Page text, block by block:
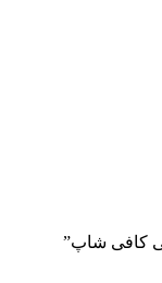
کافی شاپ”